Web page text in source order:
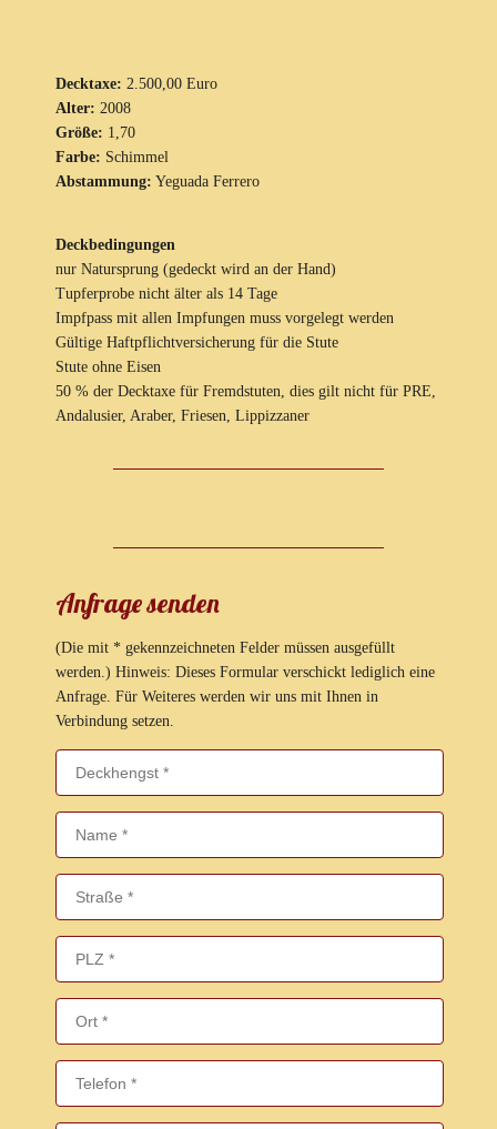
Decktaxe: 2.500,00 Euro
Alter: 2008
Größe: 1,70
Farbe: Schimmel
Abstammung: Yeguada Ferrero
Deckbedingungen
nur Natursprung (gedeckt wird an der Hand)
Tupferprobe nicht älter als 14 Tage
Impfpass mit allen Impfungen muss vorgelegt werden
Gültige Haftpflichtversicherung für die Stute
Stute ohne Eisen
50 % der Decktaxe für Fremdstuten, dies gilt nicht für PRE,
Andalusier, Araber, Friesen, Lippizzaner
Anfrage senden
(Die mit * gekennzeichneten Felder müssen ausgefüllt
werden.) Hinweis: Dieses Formular verschickt lediglich eine
Anfrage. Für Weiteres werden wir uns mit Ihnen in
Verbindung setzen.